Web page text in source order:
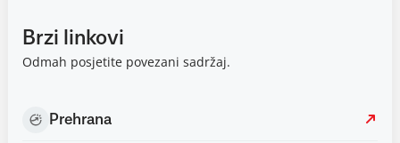
Brzi linkovi
Odmah posjetite povezani sadržaj.
Prehrana